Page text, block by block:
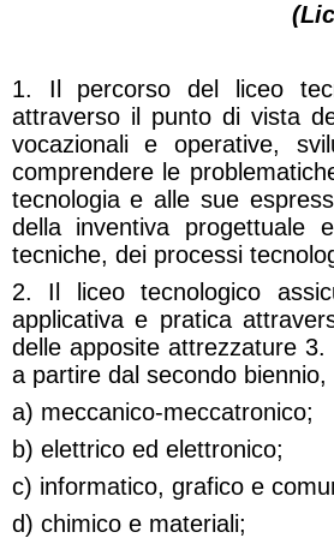
1. Il percorso del liceo
attraverso il punto di vista
vocazionali e operative,
comprendere le
tecnologia e alle sue
della inventiva progettuale
tecniche, dei processi
2. Il liceo tecnologico
applicativa e pratica
delle apposite attrezzature
a partire dal secondo
a) meccanico-meccatronico;
b) elettrico ed elettronico;
c) informatico, grafico e
d) chimico e materiali;